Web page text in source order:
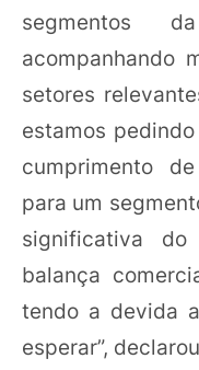
segmentos
acompanhando
setores
estamos
cumprimento
para um
significativa
balança
tendo a devida
esperar”,